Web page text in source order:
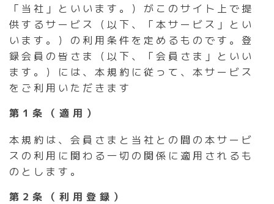
「当社」といいます。）がこのサイト上で提
供するサービス（以下、「本サービス」とい
います。）の利用条件を定めるものです。登
録会員の皆さま（以下、「会員さま」といい
ます。）には、本規約に従って、本サービス
をご利用いただきます
第1条（適用）
本規約は、会員さまと当社との間の本サービ
スの利用に関わる一切の関係に適用されるも
のとします。
第2条（利用登録）